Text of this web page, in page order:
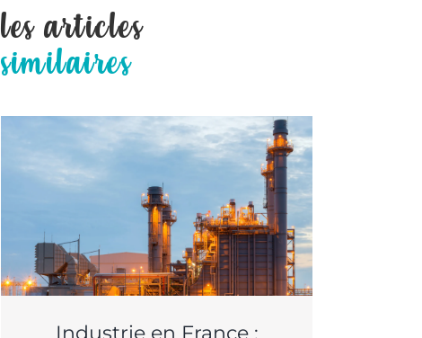
les articles
similaires
Industrie en France :